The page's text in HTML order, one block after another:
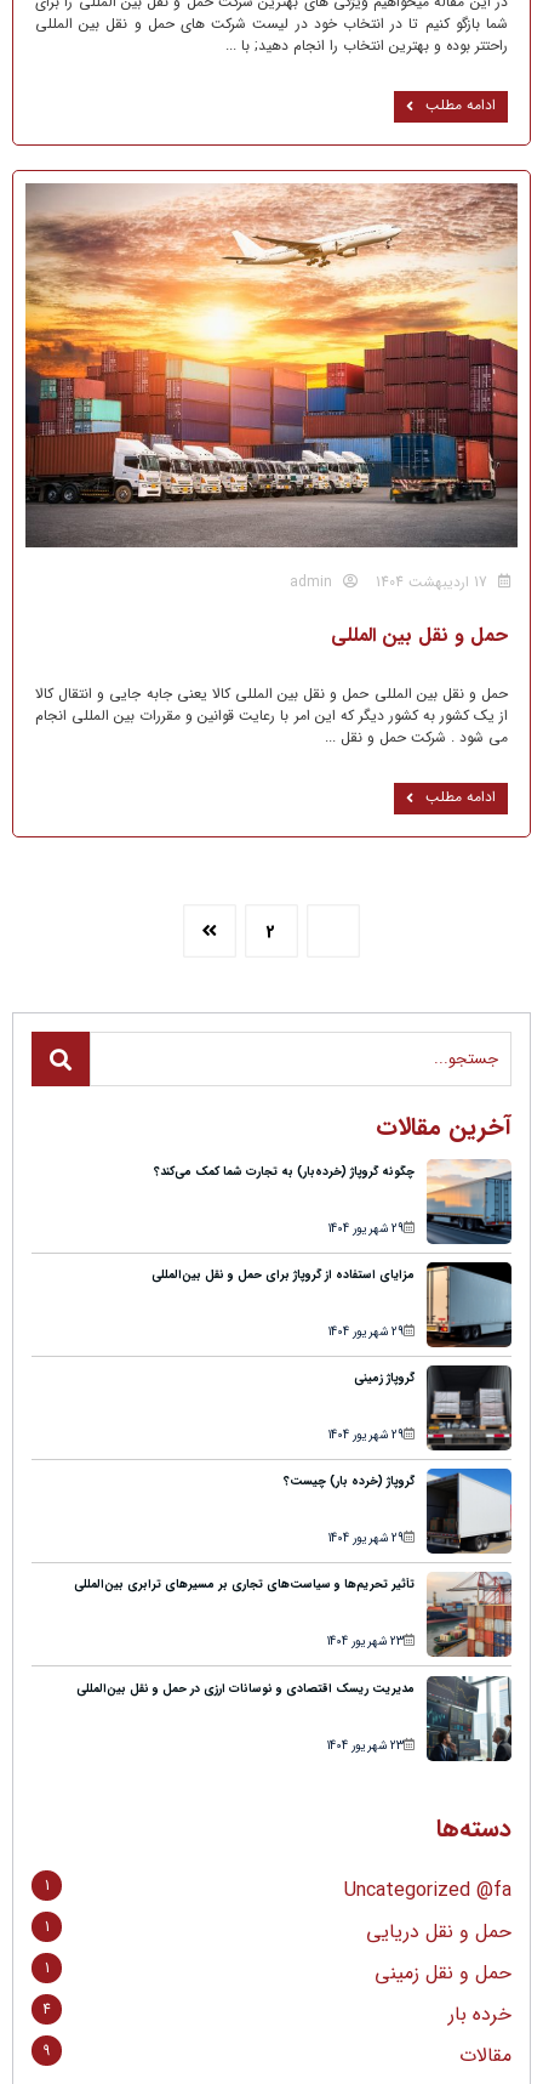
شما بازگو کنیم تا در انتخاب خود در لیست شرکت های حمل و نقل بین المللی
راحتتر بوده و بهترین انتخاب را انجام دهید; با ...
ادامه مطلب
admin
حمل و نقل بین المللی
حمل و نقل بین المللی حمل و نقل بین المللی کالا یعنی جابه جایی و انتقال کالا
از یک کشور به کشور دیگر که این امر با رعایت قوانین و مقررات بین المللی انجام
می شود . شرکت حمل و نقل ...
ادامه مطلب
2
آخرین مقالات
چگونه گروپاژ (خرده‌بار) به تجارت شما کمک می‌کند؟
29 شهریور 1404
مزایای استفاده از گروپاژ برای حمل و نقل بین‌المللی
29 شهریور 1404
گروپاژ زمینی
29 شهریور 1404
گروپاژ (خرده بار) چیست؟
29 شهریور 1404
تأثیر تحریم‌ها و سیاست‌های تجاری بر مسیرهای ترابری بین‌المللی
23 شهریور 1404
مدیریت ریسک اقتصادی و نوسانات ارزی در حمل و نقل بین‌المللی
23 شهریور 1404
دسته‌ها
Uncategorized @fa
1
حمل و نقل دریایی 1
حمل و نقل زمینی 1
خرده بار 4
مقالات 9